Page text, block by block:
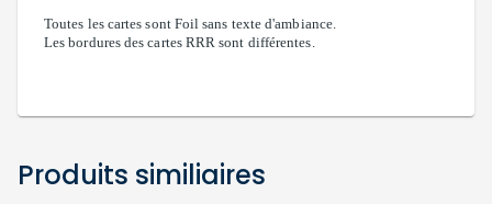
Toutes les cartes sont Foil sans texte d'ambiance.
Les bordures des cartes RRR sont différentes.
Produits similiaires